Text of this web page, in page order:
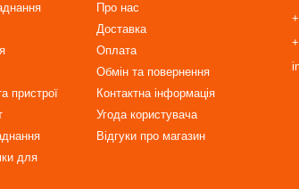
пристрої
для
Про нас
Доставка
Оплата
Обмін та повернення
Контактна інформація
Угода користувача
Відгуки про магазин